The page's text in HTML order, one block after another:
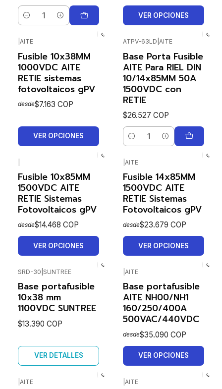
Cantidad
VER OPCIONES
AITE
Fusible 10x38MM
1000VDC AITE
RETIE sistemas
fotovoltaicos gPV
desde$7.163 COP
VER OPCIONES
ATPV-63LD AITE
Base Porta Fusible
AITE Para RIEL DIN
10/14x85MM 50A
1500VDC con
RETIE
$26.527 COP
Cantidad
Fusible 10x85MM
1500VDC AITE
RETIE Sistemas
Fotovoltaicos gPV
desde$14.468 COP
VER OPCIONES
AITE
Fusible 14x85MM
1500VDC AITE
RETIE Sistemas
Fotovoltaicos gPV
desde$23.679 COP
VER OPCIONES
SRD-30 SUNTREE
Base portafusible
10x38 mm
1100VDC SUNTREE
$13.390 COP
VER DETALLES
AITE
Base portafusible
AITE NH00/NH1
160/250/400A
500VAC/440VDC
desde$35.090 COP
VER OPCIONES
AITE AITE